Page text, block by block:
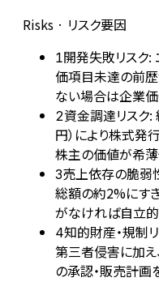
Risks · リスク要因
1開発失敗リスク:
価項目未達の前
ない場合は企業
2資金調達リスク
円）により株式発
株主の価値が希薄
3売上依存の脆弱
総額の約2%にす
がなければ自立
4知的財産・規制
第三者侵害に加
の承認・販売計画